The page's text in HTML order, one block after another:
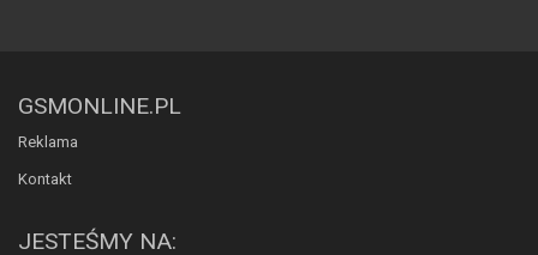
GSMONLINE.PL
Reklama
Kontakt
JESTEŚMY NA: